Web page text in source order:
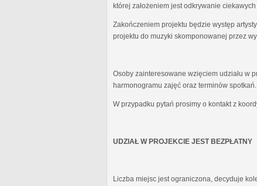
której założeniem jest odkrywanie ciekawych
Zakończeniem projektu będzie występ
projektu do muzyki skomponowanej przez
Osoby zainteresowane wzięciem udziału w
harmonogramu zajęć oraz terminów spotkań.
W przypadku pytań prosimy o kontakt z
UDZIAŁ W PROJEKCIE JEST BEZPŁATNY
Liczba miejsc jest ograniczona, decyduje